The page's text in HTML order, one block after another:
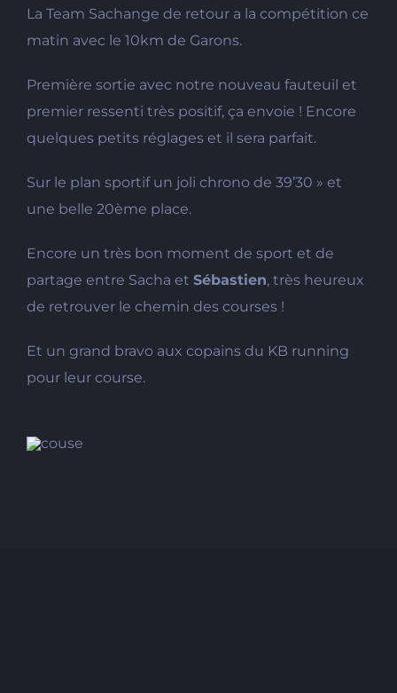
La Team Sachange de retour a la compétition ce
matin avec le 10km de Garons.
Première sortie avec notre nouveau fauteuil et
premier ressenti très positif, ça envoie ! Encore
quelques petits réglages et il sera parfait.
Sur le plan sportif un joli chrono de 39’30 » et
une belle 20ème place.
Encore un très bon moment de sport et de
partage entre Sacha et Sébastien, très heureux
de retrouver le chemin des courses !
Et un grand bravo aux copains du KB running
pour leur course.